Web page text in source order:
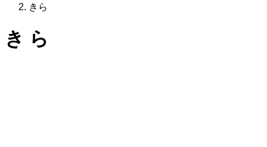
きら
きら